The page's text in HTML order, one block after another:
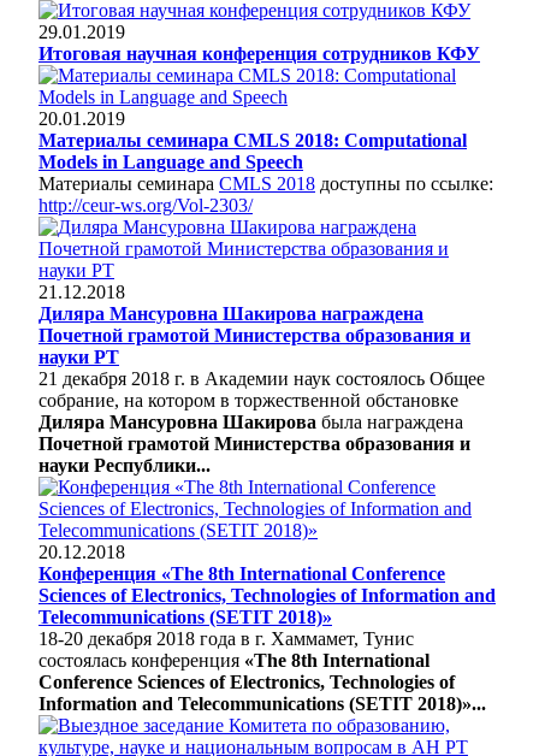
29.01.2019
Итоговая научная конференция сотрудников КФУ
20.01.2019
Материалы семинара CMLS 2018: Computational
Models in Language and Speech
Материалы семинара CMLS 2018 доступны по ссылке:
http://ceur-ws.org/Vol-2303/
21.12.2018
Диляра Мансуровна Шакирова награждена
Почетной грамотой Министерства образования и
науки РТ
21 декабря 2018 г. в Академии наук состоялось Общее
собрание, на котором в торжественной обстановке
Диляра Мансуровна Шакирова была награждена
Почетной грамотой Министерства образования и
науки Республики...
20.12.2018
Конференция «The 8th International Conference
Sciences of Electronics, Technologies of Information and
Telecommunications (SETIT 2018)»
18-20 декабря 2018 года в г. Хаммамет, Тунис
состоялась конференция «The 8th International
Conference Sciences of Electronics, Technologies of
Information and Telecommunications (SETIT 2018)»...